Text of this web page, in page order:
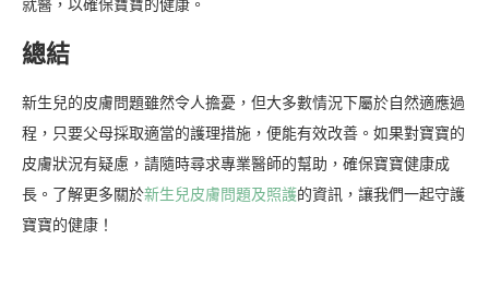
就醫，以確保寶寶的健康。
總結
新生兒的皮膚問題雖然令人擔憂，但大多數情況下屬於自然適應過
程，只要父母採取適當的護理措施，便能有效改善。如果對寶寶的
皮膚狀況有疑慮，請隨時尋求專業醫師的幫助，確保寶寶健康成
長。了解更多關於新生兒皮膚問題及照護的資訊，讓我們一起守護
寶寶的健康！